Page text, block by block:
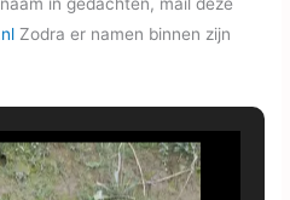
in gedachten, mail deze
Zodra er namen binnen zijn